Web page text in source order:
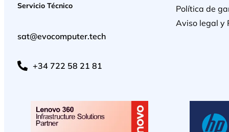
Servicio Técnico
sat@evocomputer.tech
+34 722 58 21 81
Política de
Aviso legal y